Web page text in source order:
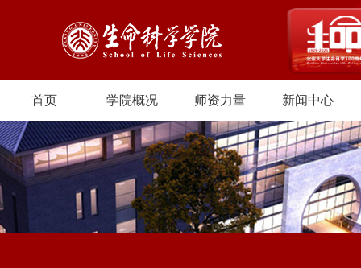
首页 学院概况 师资力量 新闻中心